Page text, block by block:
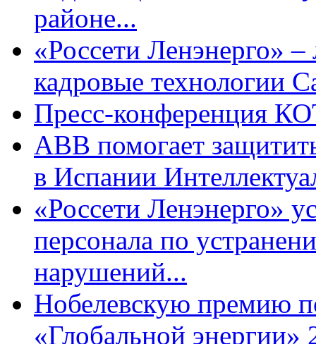
районе...
«Россети Ленэнерго»
кадровые технологии
Пресс-конференция
ABB помогает
в Испании
«Россети Ленэнерго»
персонала по
нарушений...
Нобелевскую премию
«Глобальной